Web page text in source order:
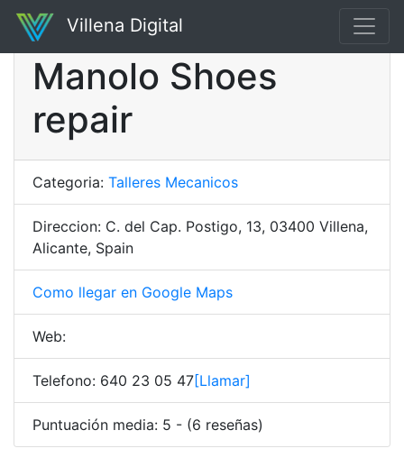
Villena Digital
Manolo Shoes
repair
Categoria: Talleres Mecanicos
Direccion: C. del Cap. Postigo, 13, 03400 Villena,
Alicante, Spain
Como llegar en Google Maps
Web:
Telefono: 640 23 05 47[Llamar]
Puntuación media: 5 - (6 reseñas)